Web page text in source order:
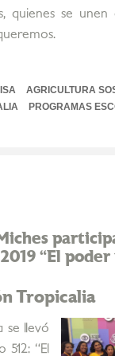
quienes se
AGRICULTURA
PROGRAMAS
“El
Tropicalia
se llevó
“El